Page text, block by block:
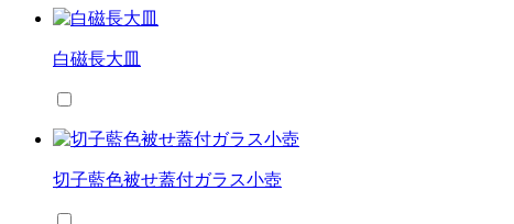
白磁長大皿
切子藍色被せ蓋付ガラス小壺